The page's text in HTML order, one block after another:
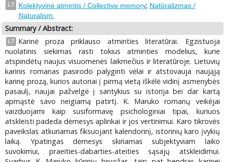
LT Kolektyvinė atmintis / Collective memory; Natūralizmas /
Naturalism.
Summary / Abstract:
LT
Karinė proza priklauso atminties literatūrai. Egzistuoja
nuolatinis siekimas rasti tokius atminties modelius, kurie
atspindėtų naujus visuomenės laikmečius ir literatūroje. Lietuvių
karinis romanas pasirodo palyginti vėlai ir atstovauja naująją
karinę prozą, kurios autoriai į pirmą vietą iškėlė vidinį asmenybės
pasaulį, naujai pažvelgė į santykius su istorija bei dar kartą
apmąstė savo neigiamą patirtį. K. Maruko romanų veikėjai
vaizduojami kaip susiformavę psichologiniai tipai, kuriuos
atskleisti padeda dėmesys aplinkai ir jos vertinimui. Karo tikrovės
paveikslas atkuriamas fiksuojant kalendorinį, istorinių karo įvykių
laiką. Ypatingas dėmesys skiriamas subjektyviam laiko
suvokimui, praeities-dabarties-ateities sąsajų atskleidimui.